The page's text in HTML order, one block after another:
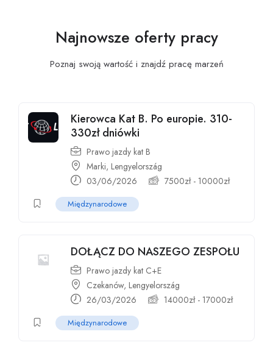
Najnowsze oferty pracy
Poznaj swoją wartość i znajdź pracę marzeń
Kierowca Kat B. Po europie. 310-
330zł dniówki
Prawo jazdy kat B
Marki, Lengyelország
03/06/2026
7500zł- 10000zł
Międzynarodowe
DOŁĄCZ DO NASZEGO ZESPOŁU
Prawo jazdy kat C+E
Czekanów, Lengyelország
26/03/2026
14000zł- 17000zł
Międzynarodowe